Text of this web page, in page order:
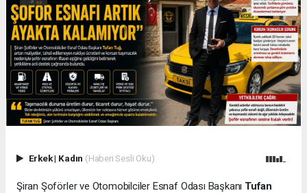
Erkek| Kadın (Haberi Sesli Oku)
Şiran Şoförler ve Otomobilciler Esnaf Odası Başkanı Tufan